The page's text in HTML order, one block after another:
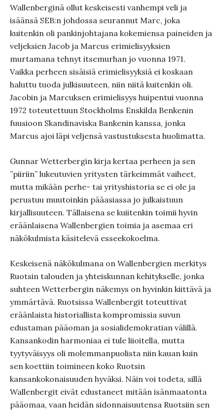
Wallenberginä ollut keskeisesti vanhempi veli ja
isäänsä SEB:n johdossa seurannut Marc, joka
kuitenkin oli pankinjohtajana kokemiensa paineiden ja
veljeksien Jacob ja Marcus erimielisyyksien
murtamana tehnyt itsemurhan jo vuonna 1971.
Vaikka perheen sisäisiä erimielisyyksiä ei koskaan
haluttu tuoda julkisuuteen, niin niitä kuitenkin oli.
Jacobin ja Marcuksen erimielisyys huipentui vuonna
1972 toteutettuun Stockholms Enskilda Benkenin
fuusioon Skandinaviska Bankenin kanssa, jonka
Marcus ajoi läpi veljensä vastustuksesta huolimatta.
Gunnar Wetterbergin kirja kertaa perheen ja sen
”piiriin” lukeutuvien yritysten tärkeimmät vaiheet,
mutta mikään perhe- tai yrityshistoria se ei ole ja
perustuu muutoinkin pääasiassa jo julkaistuun
kirjallisuuteen. Tällaisena se kuiitenkin toimii hyvin
eräänlaisena Wallenbergien toimia ja asemaa eri
näkökulmista käsitelevä esseekokoelma.
Keskeisenä näkökulmana on Wallenbergien merkitys
Ruotsin talouden ja yhteiskunnan kehitykselle, jonka
suhteen Wetterbergin näkemys on hyvinkin kiittävä ja
ymmärtävä. Ruotsissa Wallenbergit toteuttivat
eräänlaista historiallista kompromissia suvun
edustaman pääoman ja sosialidemokratian välillä.
Kansankodin harmoniaa ei tule liioitella, mutta
tyytyväisyys oli molemmanpuolista niin kauan kuin
sen koettiin toimineen koko Ruotsin
kansankokonaisuuden hyväksi. Näin voi todeta, sillä
Wallenbergit eivät edustaneet mitään isänmaatonta
pääomaa, vaan heidän sidonnaisuutensa Ruotsiin sen